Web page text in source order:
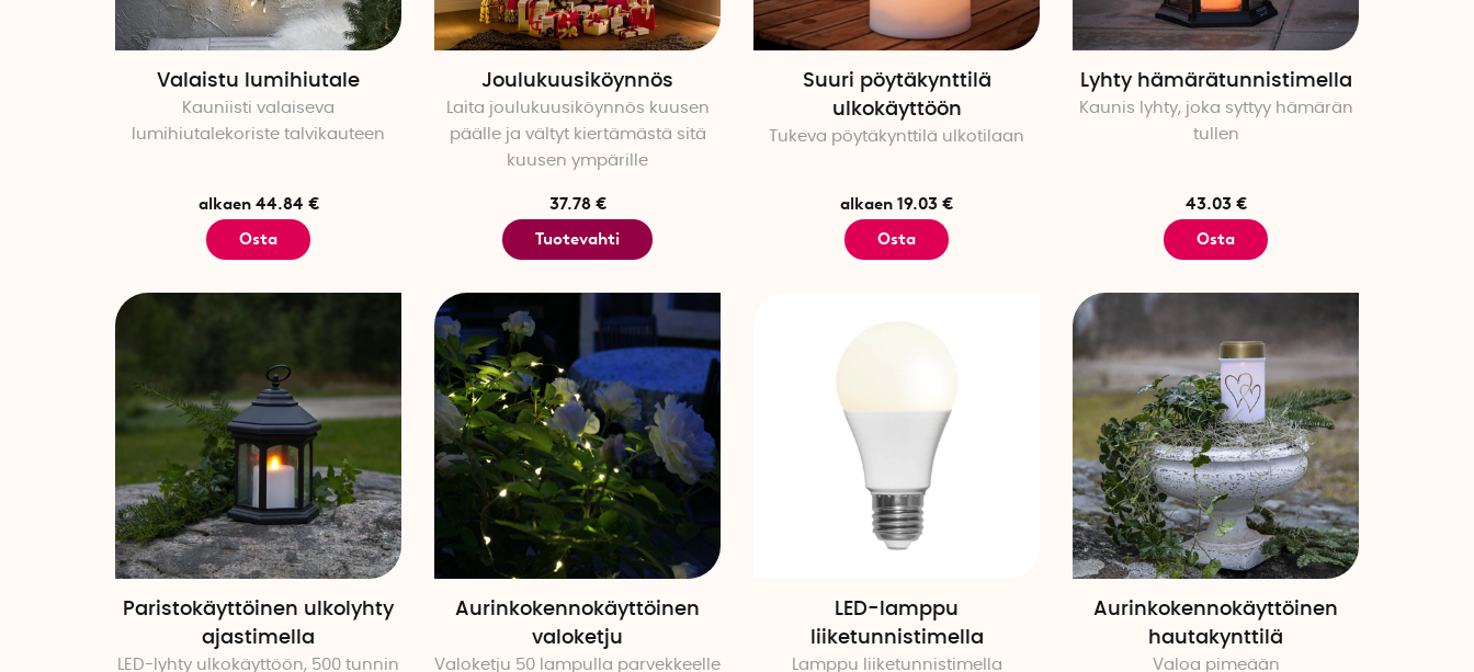
Valaistu lumihiutale
Kauniisti valaiseva
lumihiutalekoriste talvikauteen
alkaen 44.84 €
Osta
Joulukuusiköynnös
Laita joulukuusiköynnös kuusen
päälle ja vältyt kiertämästä sitä
kuusen ympärille
37.78 €
Tuotevahti
Suuri pöytäkynttilä
ulkokäyttöön
Tukeva pöytäkynttilä ulkotilaan
alkaen 19.03 €
Osta
Lyhty hämärätunnistimella
Kaunis lyhty, joka syttyy hämärän
tullen
43.03 €
Osta
Paristokäyttöinen ulkolyhty
ajastimella
LED-lyhty ulkokäyttöön, 500 tunnin
Aurinkokennokäyttöinen
valoketju
Valoketju 50 lampulla parvekkeelle
LED-lamppu
liiketunnistimella
Lamppu liiketunnistimella
Aurinkokennokäyttöinen
hautakynttilä
Valoa pimeään